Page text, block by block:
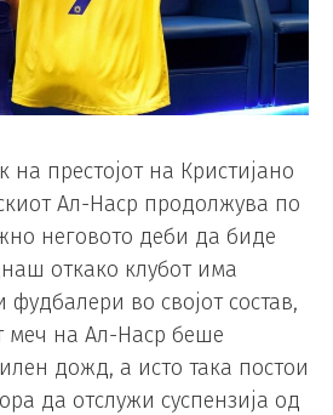
на престојот на Кристијано
Ал-Наср продолжува по
неговото деби да биде
откако клубот има
фудбалери во својот состав,
меч на Ал-Наср беше
дожд, а исто така постои
да отслужи суспензија од